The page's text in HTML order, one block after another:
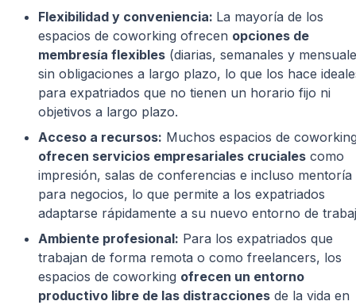
Flexibilidad y conveniencia: La mayoría de los
espacios de coworking ofrecen opciones de
membresía flexibles (diarias, semanales y
sin obligaciones a largo plazo, lo que los hace
para expatriados que no tienen un horario fijo ni
objetivos a largo plazo.
Acceso a recursos: Muchos espacios de
ofrecen servicios empresariales cruciales como
impresión, salas de conferencias e incluso mentoría
para negocios, lo que permite a los expatriados
adaptarse rápidamente a su nuevo entorno de
Ambiente profesional: Para los expatriados que
trabajan de forma remota o como freelancers, los
espacios de coworking ofrecen un entorno
productivo libre de las distracciones de la vida en